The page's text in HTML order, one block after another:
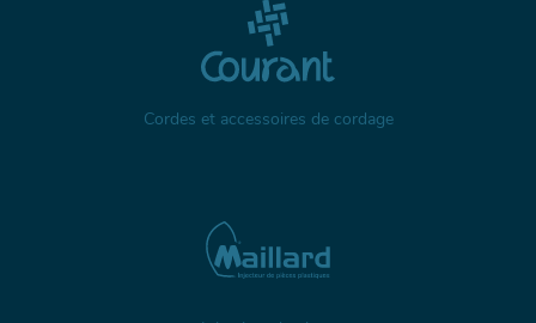
Cordes et accessoires de cordage